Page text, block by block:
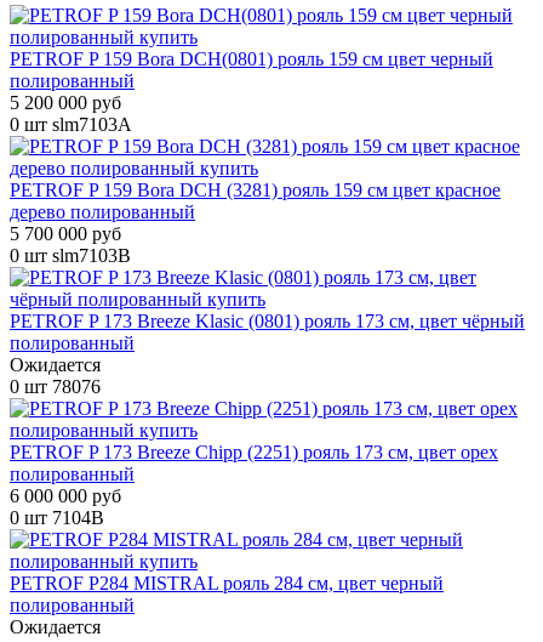
PETROF P 159 Bora DCH(0801) рояль 159 см цвет черный
полированный
5 200 000 руб
0 шт slm7103A
PETROF P 159 Bora DCH (3281) рояль 159 см цвет красное
дерево полированный
5 700 000 руб
0 шт slm7103B
PETROF P 173 Breeze Klasic (0801) рояль 173 см, цвет чёрный
полированный
Ожидается
0 шт 78076
PETROF P 173 Breeze Сhipp (2251) рояль 173 см, цвет орех
полированный
6 000 000 руб
0 шт 7104B
PETROF P284 MISTRAL рояль 284 см, цвет черный
полированный
Ожидается